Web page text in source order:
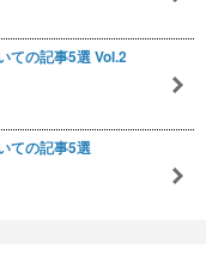
ての記事5選 Vol.2
ての記事5選